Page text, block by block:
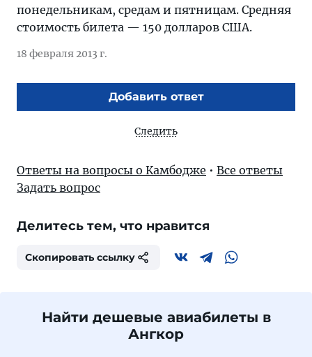
понедельникам, средам и пятницам. Средняя
стоимость билета — 150 долларов США.
18 февраля 2013 г.
Добавить ответ
Следить
Ответы на вопросы о Камбодже • Все ответы
Задать вопрос
Делитесь тем, что нравится
Скопировать ссылку
Найти дешевые авиабилеты в
Ангкор